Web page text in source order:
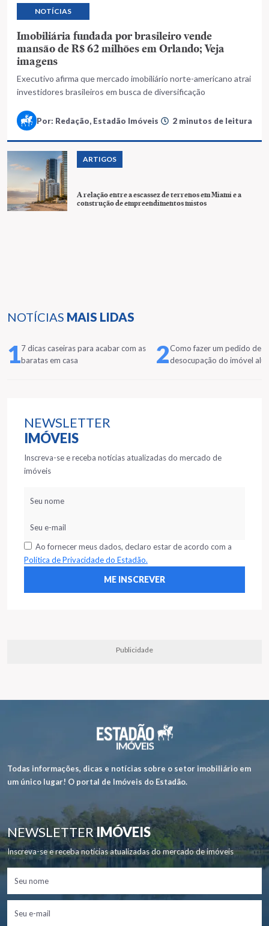
NOTÍCIAS MAIS LIDAS
17 dicas caseiras para acabar com as
baratas em casa
2Como fazer um pedido de
desocupação do imóvel
NEWSLETTER
IMÓVEIS
Inscreva-se e receba notícias atualizadas do mercado de
imóveis
Ao fornecer meus dados, declaro estar de acordo com a
Política de Privacidade do Estadão.
Publicidade
NOTÍCIAS
Imobiliária fundada por brasileiro vende
mansão de R$ 62 milhões em Orlando; Veja
imagens
Executivo afirma que mercado imobiliário norte-americano atrai
investidores brasileiros em busca de diversificação
Por: Redação, Estadão Imóveis 2 minutos de leitura
ARTIGOS
A relação entre a escassez de terrenos em Miami e a
construção de empreendimentos mistos
Todas informações, dicas e notícias sobre o setor imobiliário em
um único lugar! O portal de Imóveis do Estadão.
NEWSLETTERIMÓVEIS
Inscreva-se e receba notícias atualizadas do mercado de imóveis